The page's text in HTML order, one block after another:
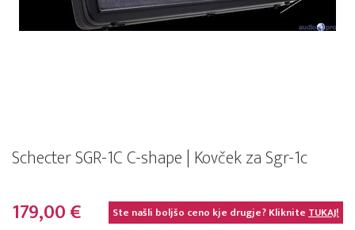
Schecter SGR-1C C-shape | Kovček za Sgr-1c
179,00 € Ste našli boljšo ceno kje drugje? KlikniteTUKAJ!